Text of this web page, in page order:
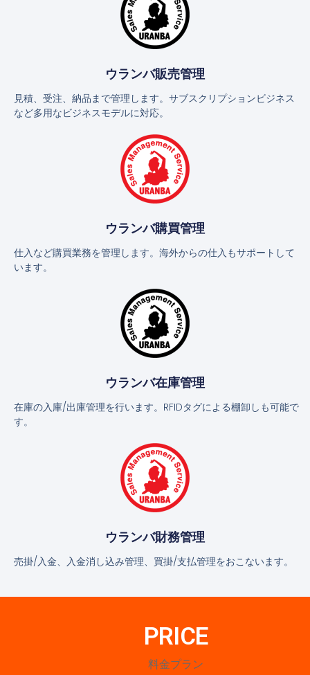
ウランバ販売管理
見積、受注、納品まで管理します。サブスクリプションビジネス
など多用なビジネスモデルに対応。
ウランバ購買管理
仕入など購買業務を管理します。海外からの仕入もサポートして
います。
ウランバ在庫管理
在庫の入庫/出庫管理を行います。RFIDタグによる棚卸しも可能で
す。
ウランバ財務管理
売掛/入金、入金消し込み管理、買掛/支払管理をおこないます。
PRICE
料金プラン